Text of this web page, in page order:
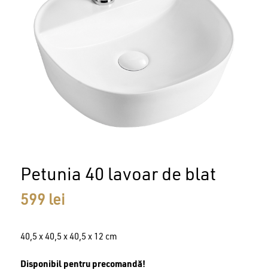
Petunia 40 lavoar de blat
599 lei
40,5 x 40,5 x 40,5 x 12 cm
Disponibil pentru precomandă!